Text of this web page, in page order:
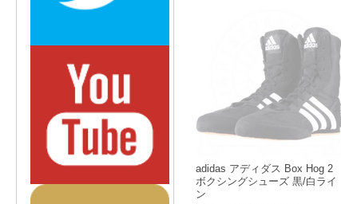
adidas アディダス Box Hog 2
ボクシングシューズ 黒/白ライ
ン